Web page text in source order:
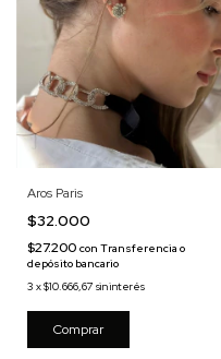
Aros Paris
$32.000
$27.200 con Transferencia o
depósito bancario
3 x$10.666,67 sin interés
Comprar